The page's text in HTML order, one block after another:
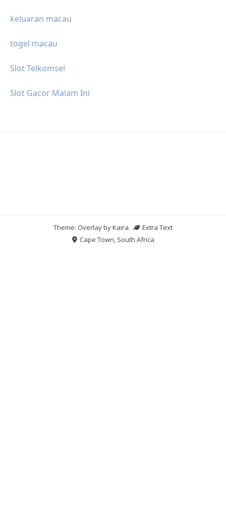
keluaran macau
togel macau
Slot Telkomsel
Slot Gacor Malam Ini
Theme: Overlay byKaira.
Extra Text
Cape Town, South Africa